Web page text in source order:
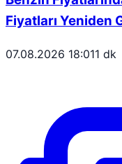
Fiyatları Yeniden
07.08.2026 18:011 dk